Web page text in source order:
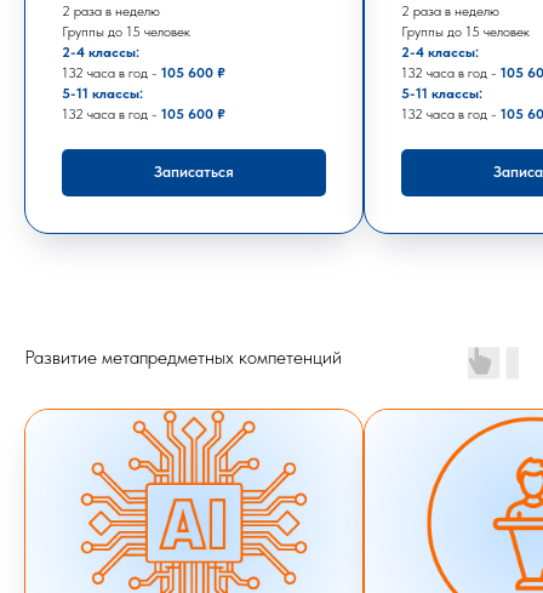
2 раза в неделю
Группы до 15 человек
2-4 классы:
132 часа в год - 105 600 ₽
5-11 классы:
132 часа в год - 105 600 ₽
Записаться
2 раза в неделю
Группы до 15 человек
2-4 классы:
132 часа в год - 105
5-11 классы:
132 часа в год - 105
Развитие метапредметных компетенций